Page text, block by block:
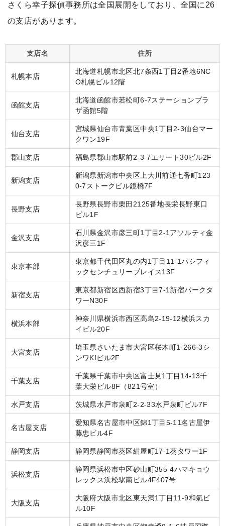
さくら幸子探偵事務所は全国展開をしており、全国に26
の支店があります。
支店名 住所
札幌本店
北海道札幌市北区北7条西1丁目2番地6NC
O札幌ビル12階
函館支店
北海道函館市若松町6-7ステーションプラ
ザ函館5階
仙台支店
宮城県仙台市青葉区中央1丁目2-3仙台マー
クワン19F
郡山支店 福島県郡山市駅前2-3-7エリート30ビル2F
新潟支店
新潟県新潟市中央区上大川前通七番町123
0-7ストークビル鏡橋7F
長野支店
長野県長野市栗田2125番地長栄長野東口
ビル1F
金沢支店
石川県金沢市彦三町1丁目2-1アソルティ金
沢彦三1F
東京本部
東京都千代田区丸の内1丁目11-1パシフィ
ックセンチュリープレイス13F
新宿支店
東京都新宿区西新宿3丁目7-1新宿パークタ
ワーN30F
横浜本部
神奈川県横浜市西区高島2-19-12横浜スカ
イビル20F
大宮支店
埼玉県さいたま市大宮区桜木町1-266-3シ
ンワKIビル2F
千葉支店
千葉県千葉市中央区富士見1丁目14-13千
葉大栄ビル8F（821号室）
水戸支店 茨城県水戸市泉町2-2-33水戸泉町ビル7F
名古屋支店
愛知県名古屋市中区錦1丁目5-11名古屋伊
藤忠ビル4F
静岡支店 静岡県静岡市葵区紺屋町17-1葵タワー1F
浜松支店
静岡県浜松市中区砂山町355-4ハマキョウ
レックス浜松駅南ビル4F407号
大阪支店
大阪府大阪市北区東天満1丁目11-9和氣ビ
ル10F